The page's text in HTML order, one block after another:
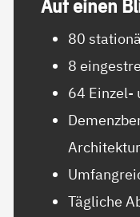
Auf ei­nen
80
8
64 Einzel-
Tägliche